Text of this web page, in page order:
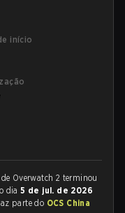
início
Overwatch 2 terminou
dia5 de jul. de 2026
parte do OCS China